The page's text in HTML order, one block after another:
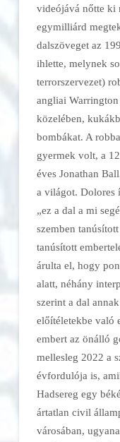
videójává nőtte ki
egymilliárd
dalszöveget az
ihlette, melynek
terrorszervezet)
angliai
közelében,
bombákat. A
gyermek volt, a
éves Jonathan
a világot. Dolores
„ez a dal a mi
szemben
tanúsított
árulta el, hogy
alatt, néhány
szerint a dal
előítéletekbe való
embert az önálló
mellesleg 2022 a
évfordulója is,
Hadsereg egy
ártatlan civil
városában,